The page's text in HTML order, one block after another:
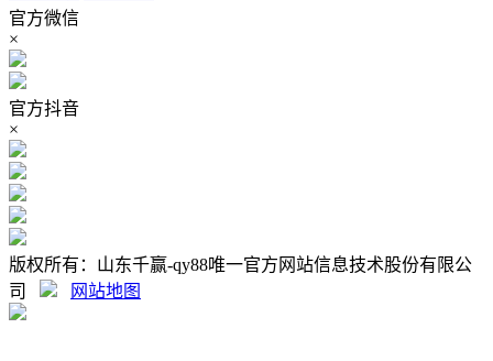
官方微信
×
官方抖音
×
版权所有：山东千赢-qy88唯一官方网站信息技术股份有限公
司
网站地图